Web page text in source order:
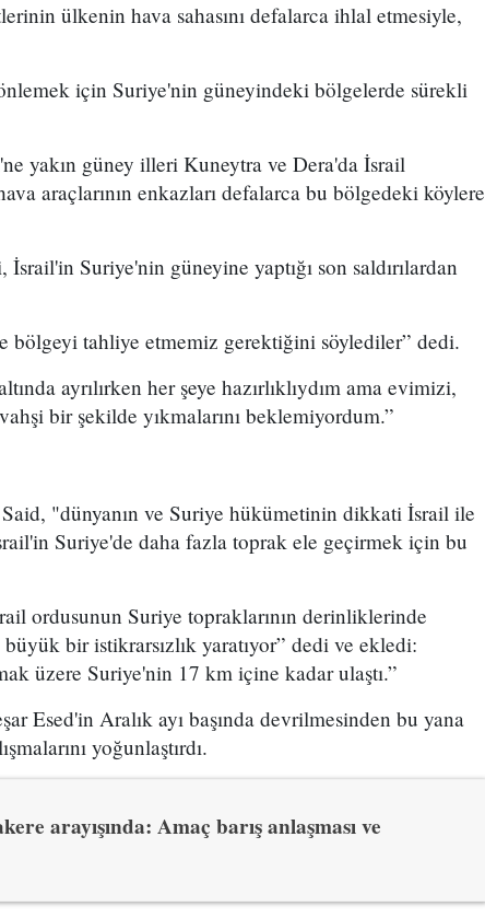
ülkenin hava sahasını defalarca ihlal etmesiyle,
için Suriye'nin güneyindeki bölgelerde sürekli
yakın güney illeri Kuneytra ve Dera'da İsrail
araçlarının enkazları defalarca bu bölgedeki köylere
Suriye'nin güneyine yaptığı son saldırılardan
bölgeyi tahliye etmemiz gerektiğini söylediler” dedi.
ayrılırken her şeye hazırlıklıydım ama evimizi,
bir şekilde yıkmalarını beklemiyordum.”
"dünyanın ve Suriye hükümetinin dikkati İsrail ile
Suriye'de daha fazla toprak ele geçirmek için bu
ordusunun Suriye topraklarının derinliklerinde
bir istikrarsızlık yaratıyor” dedi ve ekledi:
üzere Suriye'nin 17 km içine kadar ulaştı.”
Esed'in Aralık ayı başında devrilmesinden bu yana
yoğunlaştırdı.
arayışında: Amaç barış anlaşması ve